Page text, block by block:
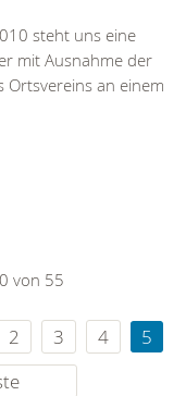
steht uns eine
mit Ausnahme der
Ortsvereins an einem
von 55
2 3 4
5